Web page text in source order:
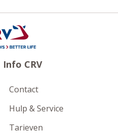
Info CRV
Contact
Hulp & Service
Tarieven